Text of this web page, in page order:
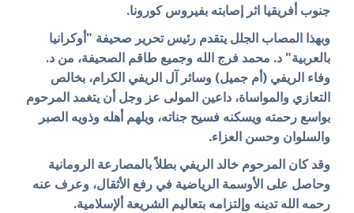
جنوب أفريقيا اثر إصابته بفيروس كورونا.
وبهذا المصاب الجلل يتقدم رئيس تحرير صحيفة "أوكرانيا
بالعربية" د. محمد فرج الله وجميع طاقم الصحيفة، من د.
وفاء الريفي (أم جميل) وسائر آل الريفي الكرام، بخالص
التعازي والمواساة، داعين المولى عز وجل أن يتغمد المرحوم
بواسع رحمته ويسكنه فسيح جناته، ويلهم أهله وذويه الصبر
والسلوان وحسن العزاء.
وقد كان المرحوم خالد الريفي بطلاً بالمصارعة الرومانية
وحاصل على الأوسمة الرياضية في رفع الأثقال، وعرف عنه
رحمه الله تدينه وإلتزامه بتعاليم الشريعة ألإسلامية.